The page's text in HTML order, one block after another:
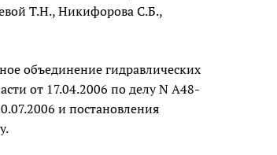
Т.Н., Никифорова С.Б.,
объединение гидравлических
от 17.04.2006 по делу N А48-
и постановления